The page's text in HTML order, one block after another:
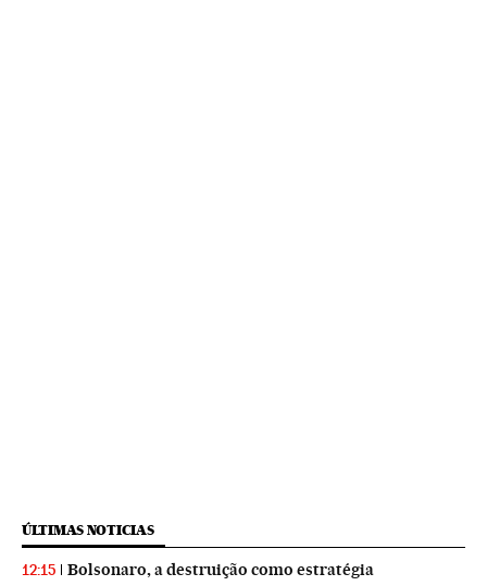
ÚLTIMAS NOTICIAS
12:15 Bolsonaro, a destruição como estratégia